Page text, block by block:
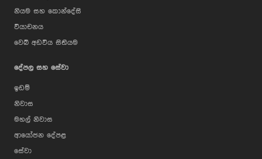
නියම සහ කොන්දේසි
වියාචනය
වෙබ් අඩවිය සිතියම
දේපල සහ සේවා
ඉඩම්
නිවාස
මහල් නිවාස
ආයෝජන දේපළ
සේවා